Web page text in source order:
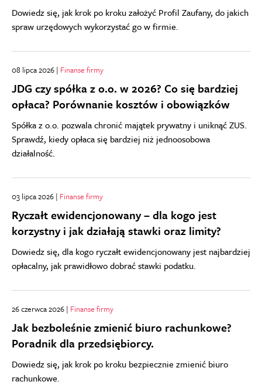
Dowiedz się, jak krok po kroku założyć Profil Zaufany, do jakich
spraw urzędowych wykorzystać go w firmie.
08 lipca 2026 | Finanse firmy
JDG czy spółka z o.o. w 2026? Co się bardziej
opłaca? Porównanie kosztów i obowiązków
Spółka z o.o. pozwala chronić majątek prywatny i uniknąć ZUS.
Sprawdź, kiedy opłaca się bardziej niż jednoosobowa
działalność.
03 lipca 2026 | Finanse firmy
Ryczałt ewidencjonowany – dla kogo jest
korzystny i jak działają stawki oraz limity?
Dowiedz się, dla kogo ryczałt ewidencjonowany jest najbardziej
opłacalny, jak prawidłowo dobrać stawki podatku.
26 czerwca 2026 | Finanse firmy
Jak bezboleśnie zmienić biuro rachunkowe?
Poradnik dla przedsiębiorcy.
Dowiedz się, jak krok po kroku bezpiecznie zmienić biuro
rachunkowe.